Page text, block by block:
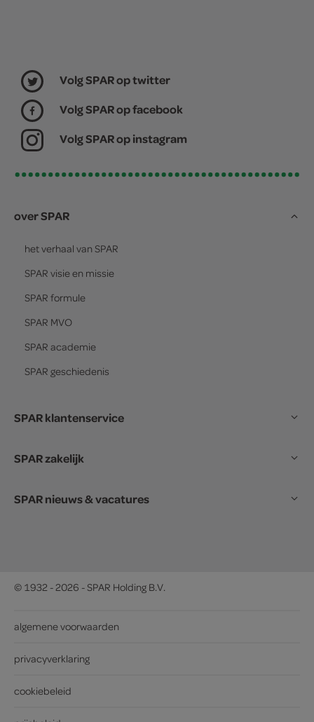
Volg SPAR op twitter
Volg SPAR op facebook
Volg SPAR op instagram
over SPAR
het verhaal van SPAR
SPAR visie en missie
SPAR formule
SPAR MVO
SPAR academie
SPAR geschiedenis
SPAR klantenservice
SPAR zakelijk
SPAR nieuws & vacatures
© 1932 - 2026 - SPAR Holding B.V.
algemene voorwaarden
privacyverklaring
cookiebeleid